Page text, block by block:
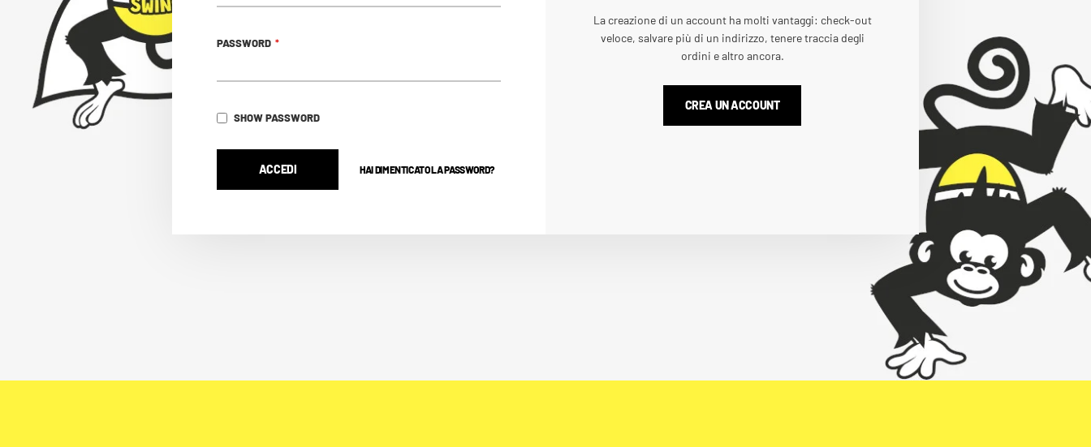
PASSWORD
SHOW PASSWORD
ACCEDI HAI DIMENTICATO LA PASSWORD?
La creazione di un account ha molti vantaggi: check-out
veloce, salvare più di un indirizzo, tenere traccia degli
ordini e altro ancora.
CREA UN ACCOUNT